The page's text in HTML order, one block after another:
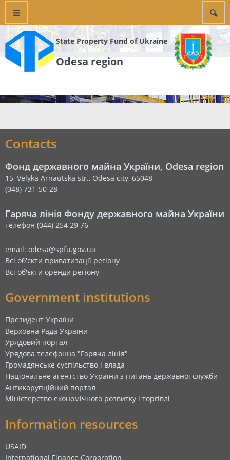
State Property Fund of Ukraine
Odesa region
Contacts
Фонд державного майна України, Odesa region
15, Velyka Arnautska str., Odesa city, 65048
(048) 731-50-28
Гаряча лінія Фонду державного майна України
телефон (044) 254 29 76
email: odesa@spfu.gov.ua
Всі об'єкти приватизації регіону
Всі об'єкти оренди регіону
Government institutions
Президент України
Верховна Рада України
Урядовий портал
Урядова телефонна "Гаряча лінія"
Громадянське суспільство і влада
Національне агентство України з питань державної служби
Антикорупційний портал
Міністерство економічного розвитку і торгівлі
Information resources
USAID
International Finance Corporation